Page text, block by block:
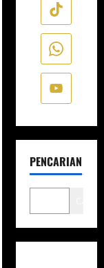
PENCARIAN